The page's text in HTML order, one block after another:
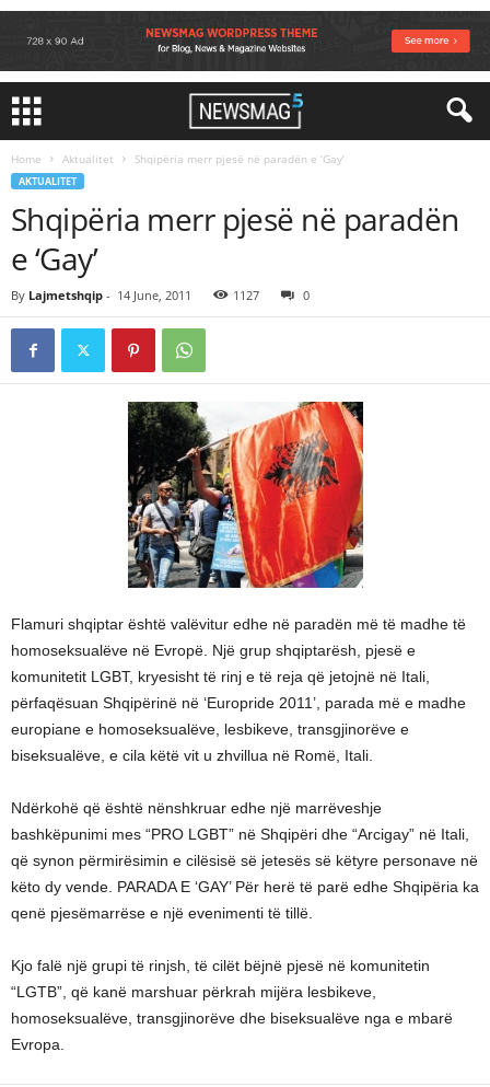
Home Aktualitet Shqipëria merr pjesë në paradën e ‘Gay’
AKTUALITET
Shqipëria merr pjesë në paradën
e ‘Gay’
By Lajmetshqip - 14 June, 2011 1127 0
Flamuri shqiptar është valëvitur edhe në paradën më të madhe të
homoseksualëve në Evropë. Një grup shqiptarësh, pjesë e
komunitetit LGBT, kryesisht të rinj e të reja që jetojnë në Itali,
përfaqësuan Shqipërinë në ‘Europride 2011’, parada më e madhe
europiane e homoseksualëve, lesbikeve, transgjinorëve e
biseksualëve, e cila këtë vit u zhvillua në Romë, Itali.
Ndërkohë që është nënshkruar edhe një marrëveshje
bashkëpunimi mes “PRO LGBT” në Shqipëri dhe “Arcigay” në Itali,
që synon përmirësimin e cilësisë së jetesës së këtyre personave në
këto dy vende. PARADA E ‘GAY’ Për herë të parë edhe Shqipëria ka
qenë pjesëmarrëse e një evenimenti të tillë.
Kjo falë një grupi të rinjsh, të cilët bëjnë pjesë në komunitetin
“LGTB”, që kanë marshuar përkrah mijëra lesbikeve,
homoseksualëve, transgjinorëve dhe biseksualëve nga e mbarë
Evropa.